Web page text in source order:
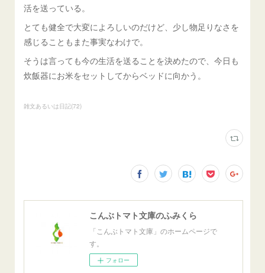
活を送っている。
とても健全で大変によろしいのだけど、少し物足りなさを
感じることもまた事実なわけで。
そうは言っても今の生活を送ることを決めたので、今日も
炊飯器にお米をセットしてからベッドに向かう。
雑文あるいは日記(72)
こんぶトマト文庫のふみくら
「こんぶトマト文庫」のホームページで
す。
フォロー